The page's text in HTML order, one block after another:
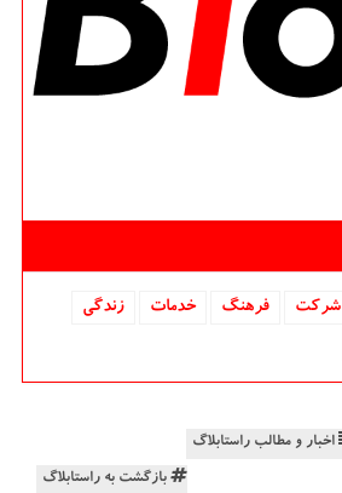
شركت فرهنگ خدمات
زندگی
اخبار و مطالب راستابلاگ
بازگشت به راستابلاگ